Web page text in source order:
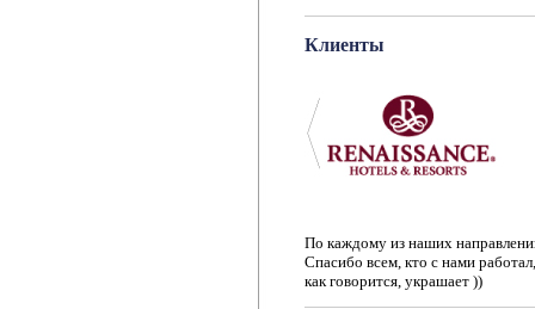
Клиенты
По каждому из наших
Спасибо всем, кто с нами
как говорится, украшает ))